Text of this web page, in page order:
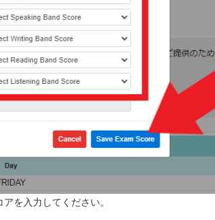
を入力してください。